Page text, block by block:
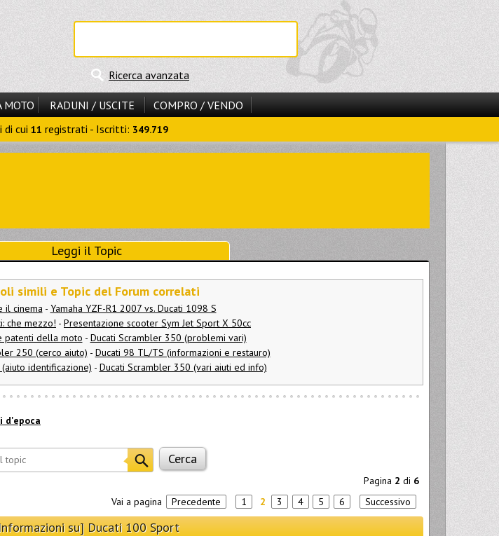
Ricerca avanzata
MOTO RADUNI / USCITE
COMPRO / VENDO
cui 11 registrati - Iscritti: 349.719
Leggi il Topic
simili e Topic del Forum correlati
il cinema - Yamaha YZF-R1 2007 vs. Ducati 1098 S
che mezzo! - Presentazione scooter Sym Jet Sport X 50cc
patenti della moto - Ducati Scrambler 350 (problemi vari)
250 (cerco aiuto) - Ducati 98 TL/TS (informazioni e restauro)
identificazione) - Ducati Scrambler 350 (vari aiuti ed info)
d'epoca
Pagina 2 di 6
Vai a pagina
Precedente 1 2 3 4 5 6 Successivo
su] Ducati 100 Sport